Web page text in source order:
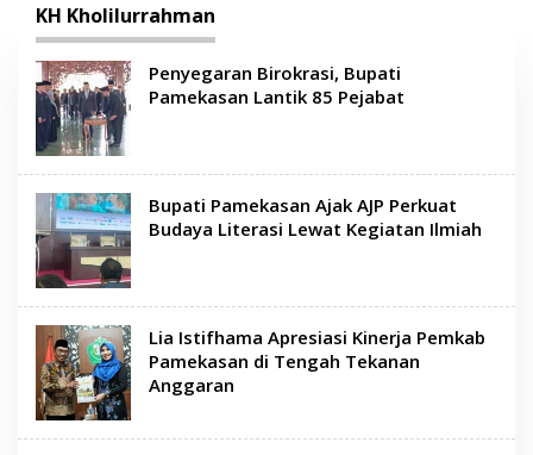
KH Kholilurrahman
Penyegaran Birokrasi, Bupati
Pamekasan Lantik 85 Pejabat
Bupati Pamekasan Ajak AJP Perkuat
Budaya Literasi Lewat Kegiatan Ilmiah
Lia Istifhama Apresiasi Kinerja Pemkab
Pamekasan di Tengah Tekanan
Anggaran